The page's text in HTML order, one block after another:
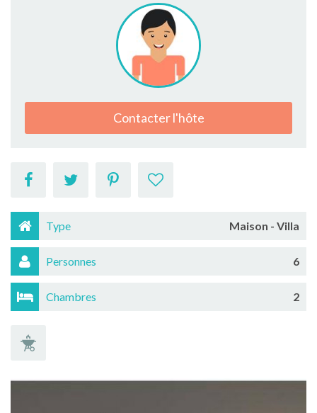
Contacter l'hôte
Type Maison - Villa
Personnes 6
Chambres 2